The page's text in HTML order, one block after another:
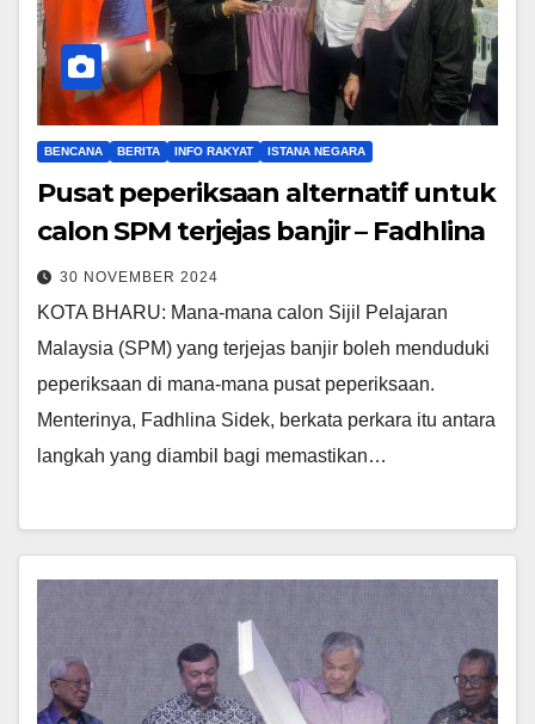
BENCANA BERITA INFO RAKYAT ISTANA NEGARA
Pusat peperiksaan alternatif untuk
calon SPM terjejas banjir – Fadhlina
30 NOVEMBER 2024
KOTA BHARU: Mana-mana calon Sijil Pelajaran
Malaysia (SPM) yang terjejas banjir boleh menduduki
peperiksaan di mana-mana pusat peperiksaan.
Menterinya, Fadhlina Sidek, berkata perkara itu antara
langkah yang diambil bagi memastikan…